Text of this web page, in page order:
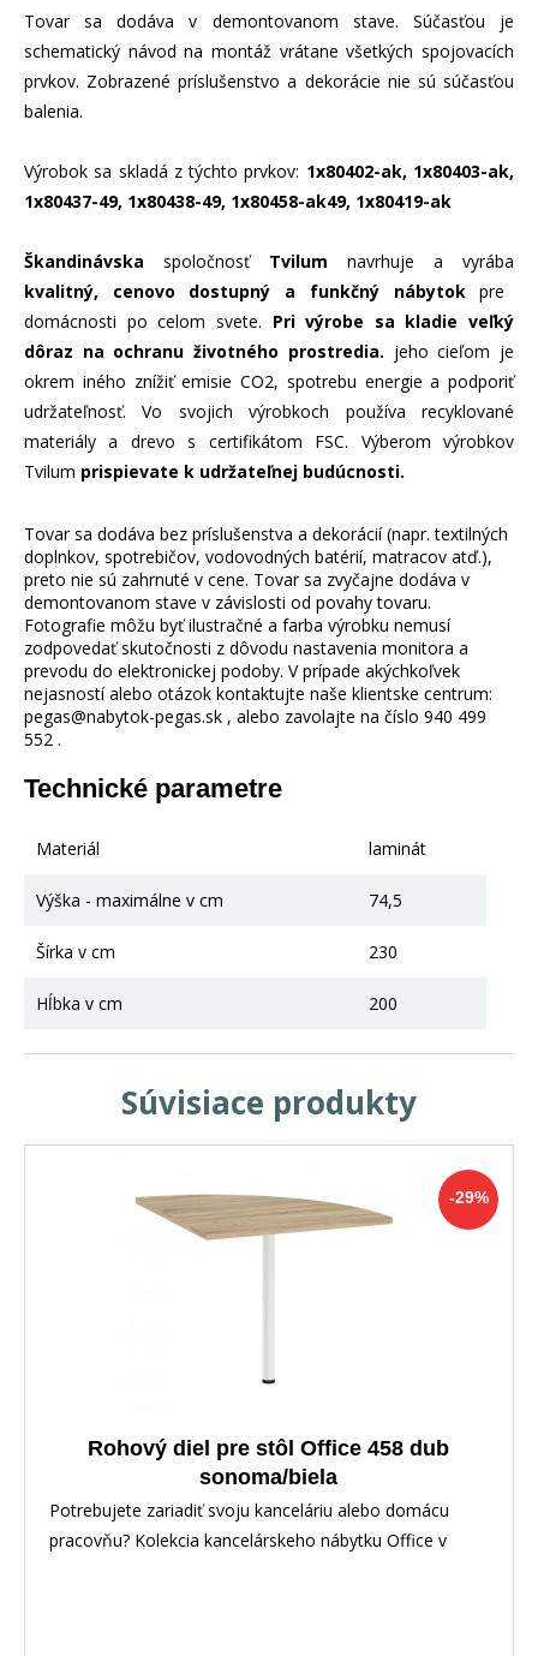
Tovar sa dodáva v demontovanom stave. Súčasťou je
schematický návod na montáž vrátane všetkých spojovacích
prvkov. Zobrazené príslušenstvo a dekorácie nie sú súčasťou
balenia.
Výrobok sa skladá z týchto prvkov: 1x80402-ak, 1x80403-ak,
1x80437-49, 1x80438-49, 1x80458-ak49, 1x80419-ak
Škandinávska spoločnosť Tvilum navrhuje a vyrába
kvalitný, cenovo dostupný a funkčný nábytokpre
domácnosti po celom svete. Pri výrobe sa kladie veľký
dôraz na ochranu životného prostredia. jeho cieľom je
okrem iného znížiť emisie CO2, spotrebu energie a podporiť
udržateľnosť. Vo svojich výrobkoch používa recyklované
materiály a drevo s certifikátom FSC. Výberom výrobkov
Tvilum prispievate k udržateľnej budúcnosti.
Tovar sa dodáva bez príslušenstva a dekorácií (napr. textilných
doplnkov, spotrebičov, vodovodných batérií, matracov atď.),
preto nie sú zahrnuté v cene. Tovar sa zvyčajne dodáva v
demontovanom stave v závislosti od povahy tovaru.
Fotografie môžu byť ilustračné a farba výrobku nemusí
zodpovedať skutočnosti z dôvodu nastavenia monitora a
prevodu do elektronickej podoby. V prípade akýchkoľvek
nejasností alebo otázok kontaktujte naše klientske centrum:
pegas@nabytok-pegas.sk , alebo zavolajte na číslo 940 499
552 .
Technické parametre
Materiál laminát
Výška - maximálne v cm 74,5
Šírka v cm 230
Hĺbka v cm 200
Súvisiace produkty
-29%
Rohový diel pre stôl Office 458 dub
sonoma/biela
Potrebujete zariadiť svoju kanceláriu alebo domácu
pracovňu? Kolekcia kancelárskeho nábytku Office v